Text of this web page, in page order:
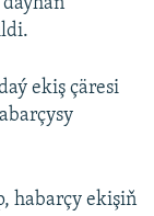
ekiş çäresi
habarçy ekişiň